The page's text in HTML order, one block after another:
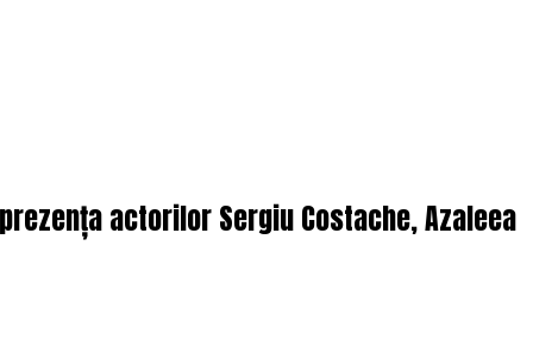
actorilor Sergiu Costache, Azaleea